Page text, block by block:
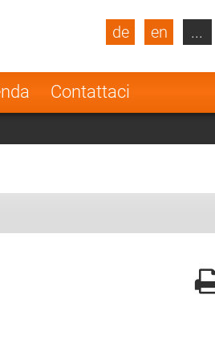
Contattaci
de en
Turkey
Netherlands
...